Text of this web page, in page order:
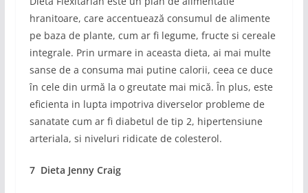
hranitoare, care accentuează consumul de alimente
pe baza de plante, cum ar fi legume, fructe si cereale
integrale. Prin urmare in aceasta dieta, ai mai multe
sanse de a consuma mai putine calorii, ceea ce duce
în cele din urmă la o greutate mai mică. În plus, este
eficienta in lupta impotriva diverselor probleme de
sanatate cum ar fi diabetul de tip 2, hipertensiune
arteriala, si niveluri ridicate de colesterol.
7 Dieta Jenny Craig